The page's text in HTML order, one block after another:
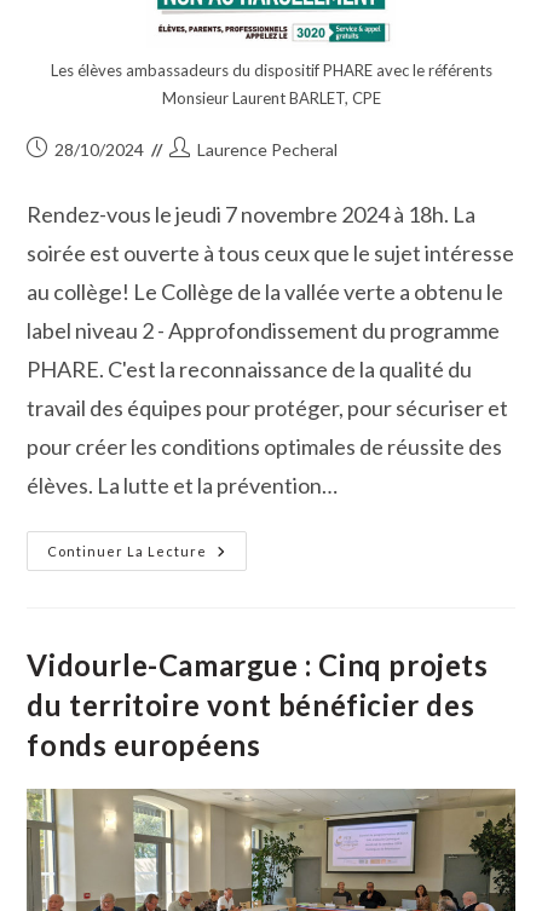
Les élèves ambassadeurs du dispositif PHARE avec le référents
Monsieur Laurent BARLET, CPE
Publication
28/10/2024
Auteur/autrice
publication :
Laurence Pecheral
Rendez-vous le jeudi 7 novembre 2024 à 18h. La
soirée est ouverte à tous ceux que le sujet intéresse
au collège! Le Collège de la vallée verte a obtenu le
label niveau 2 - Approfondissement du programme
PHARE. C'est la reconnaissance de la qualité du
travail des équipes pour protéger, pour sécuriser et
pour créer les conditions optimales de réussite des
élèves. La lutte et la prévention…
Continuer La Lecture
Soirée
NAH
Que
C’est ?
Vidourle-Camargue : Cinq projets
du territoire vont bénéficier des
fonds européens